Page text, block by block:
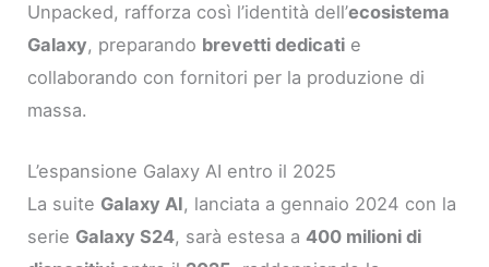
Unpacked, rafforza così l’identità dell’ecosistema
Galaxy, preparando brevetti dedicati e
collaborando con fornitori per la produzione di
massa.
L’espansione Galaxy AI entro il 2025
La suite Galaxy AI, lanciata a gennaio 2024 con la
serie Galaxy S24, sarà estesa a400 milioni di